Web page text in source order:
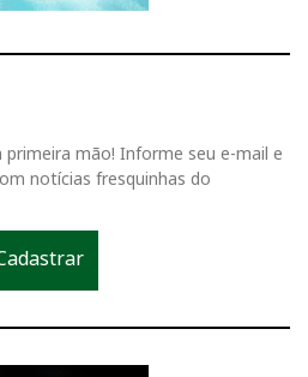
primeira mão! Informe seu e-mail e
notícias fresquinhas do